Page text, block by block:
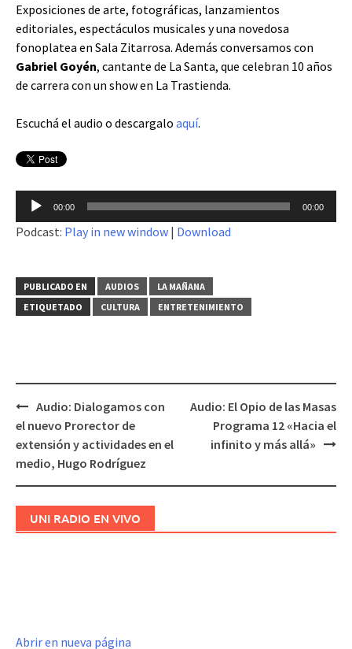
Exposiciones de arte, fotográficas, lanzamientos
editoriales, espectáculos musicales y una novedosa
fonoplatea en Sala Zitarrosa. Además conversamos con
Gabriel Goyén, cantante de La Santa, que celebran 10 años
de carrera con un show en La Trastienda.
Escuchá el audio o descargalo aquí.
Reproductor
de
audio
00:00 00:00
Podcast: Play in new window | Download
PUBLICADO EN AUDIOS
LA MAÑANA
ETIQUETADO
CULTURA ENTRETENIMIENTO
Navegación
de
entradas
Audio: Dialogamos con
el nuevo Prorector de
extensión y actividades en el
medio, Hugo Rodríguez
Audio: El Opio de las Masas
Programa 12 «Hacia el
infinito y más allá»
UNI RADIO EN VIVO
Abrir en nueva página